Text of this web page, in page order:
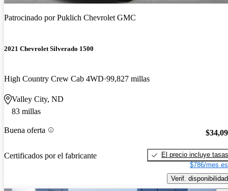
Patrocinado porPuklich Chevrolet GMC
2021 Chevrolet Silverado 1500
High Country Crew Cab 4WD 99,827 millas
Valley City, ND
83 millas
Buena oferta
Certificados por el fabricante
El precio incluye tasas
$786/mes
Verif. disponibilidad